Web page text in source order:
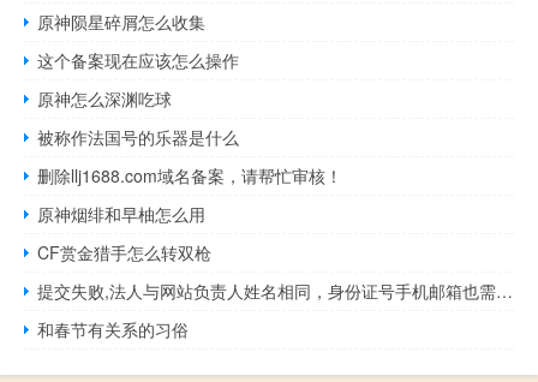
原神陨星碎屑怎么收集
这个备案现在应该怎么操作
原神怎么深渊吃球
被称作法国号的乐器是什么
删除llj1688.com域名备案，请帮忙审核！
原神烟绯和早柚怎么用
CF赏金猎手怎么转双枪
提交失败,法人与网站负责人姓名相同，身份证号手机邮箱也需要相
和春节有关系的习俗